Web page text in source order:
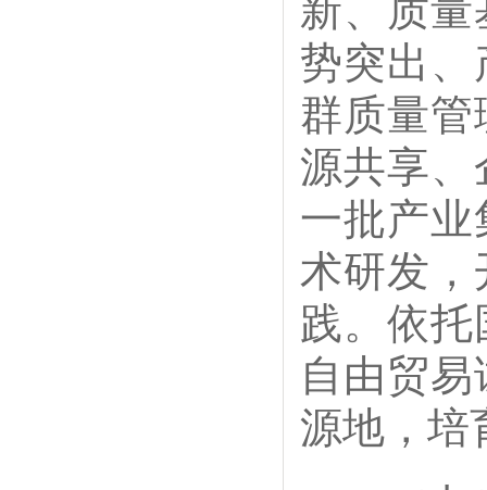
新、质
势突出
群质量
源共享
一批产
术研发，
践。依
自由贸
源地，培